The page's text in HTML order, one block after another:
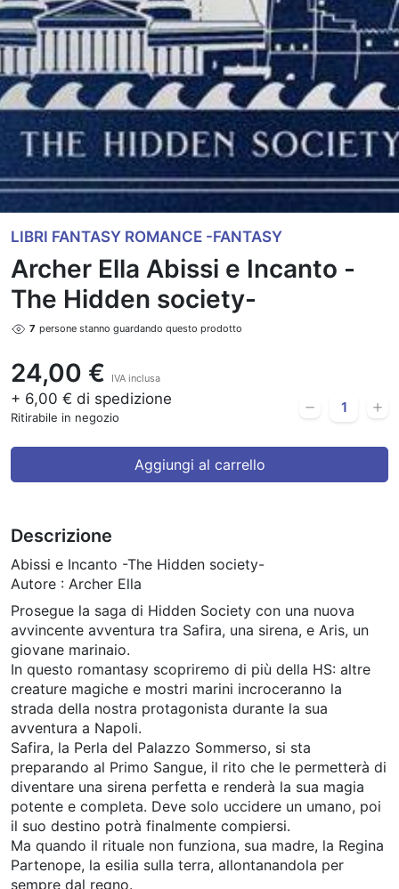
LIBRI FANTASY ROMANCE -FANTASY
Archer Ella Abissi e Incanto -
The Hidden society-
7 persone stanno guardando questo prodotto
24,00 € IVA inclusa
+ 6,00 € di spedizione
Ritirabile in negozio
Aggiungi al carrello
Descrizione
Abissi e Incanto -The Hidden society-
Autore : Archer Ella
Prosegue la saga di Hidden Society con una nuova
avvincente avventura tra Safira, una sirena, e Aris, un
giovane marinaio.
In questo romantasy scopriremo di più della HS: altre
creature magiche e mostri marini incroceranno la
strada della nostra protagonista durante la sua
avventura a Napoli.
Safira, la Perla del Palazzo Sommerso, si sta
preparando al Primo Sangue, il rito che le permetterà di
diventare una sirena perfetta e renderà la sua magia
potente e completa. Deve solo uccidere un umano, poi
il suo destino potrà finalmente compiersi.
Ma quando il rituale non funziona, sua madre, la Regina
Partenope, la esilia sulla terra, allontanandola per
sempre dal regno.